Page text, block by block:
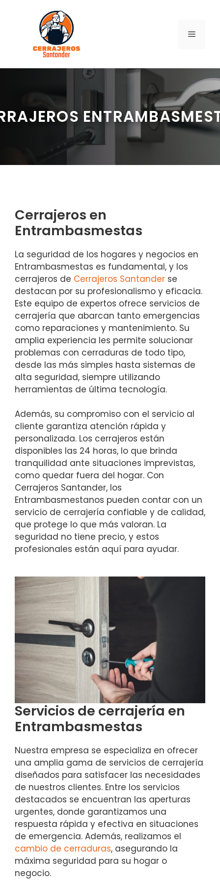
contenido
MENÚ
Cerrajeros en
Entrambasmestas
La seguridad de los hogares y negocios en
Entrambasmestas es fundamental, y los
cerrajeros de Cerrajeros Santander se
destacan por su profesionalismo y eficacia.
Este equipo de expertos ofrece servicios de
cerrajería que abarcan tanto emergencias
como reparaciones y mantenimiento. Su
amplia experiencia les permite solucionar
problemas con cerraduras de todo tipo,
desde las más simples hasta sistemas de
alta seguridad, siempre utilizando
herramientas de última tecnología.
Además, su compromiso con el servicio al
cliente garantiza atención rápida y
personalizada. Los cerrajeros están
disponibles las 24 horas, lo que brinda
tranquilidad ante situaciones imprevistas,
como quedar fuera del hogar. Con
Cerrajeros Santander, los
Entrambasmestanos pueden contar con un
servicio de cerrajería confiable y de calidad,
que protege lo que más valoran. La
seguridad no tiene precio, y estos
profesionales están aquí para ayudar.
Servicios de cerrajería en
Entrambasmestas
Nuestra empresa se especializa en ofrecer
una amplia gama de servicios de cerrajería
diseñados para satisfacer las necesidades
de nuestros clientes. Entre los servicios
destacados se encuentran las aperturas
urgentes, donde garantizamos una
respuesta rápida y efectiva en situaciones
de emergencia. Además, realizamos el
cambio de cerraduras, asegurando la
máxima seguridad para su hogar o
negocio.